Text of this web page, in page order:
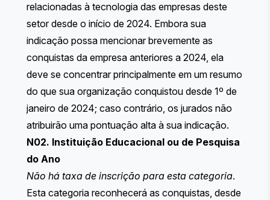
relacionadas à tecnologia das empresas deste
setor desde o início de 2024. Embora sua
indicação possa mencionar brevemente as
conquistas da empresa anteriores a 2024, ela
deve se concentrar principalmente em um resumo
do que sua organização conquistou desde 1º de
janeiro de 2024; caso contrário, os jurados não
atribuirão uma pontuação alta à sua indicação.
N02. Instituição Educacional ou de Pesquisa
do Ano
Não há taxa de inscrição para esta categoria.
Esta categoria reconhecerá as conquistas, desde